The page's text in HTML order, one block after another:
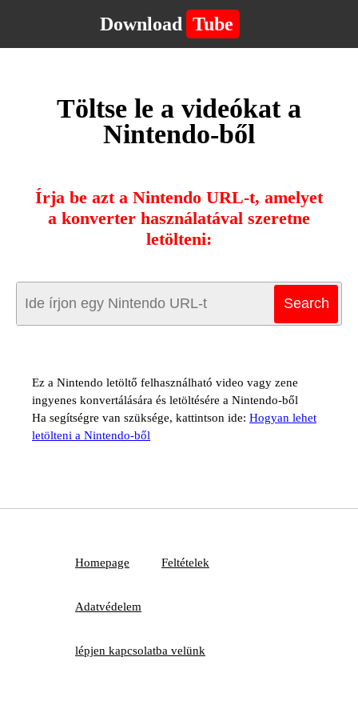
Download Tube
Töltse le a videókat a
Nintendo-ből
Írja be azt a Nintendo URL-t, amelyet
a konverter használatával szeretne
letölteni:
Ez a Nintendo letöltő felhasználható video vagy zene
ingyenes konvertálására és letöltésére a Nintendo-ből
Ha segítségre van szüksége, kattintson ide: Hogyan lehet
letölteni a Nintendo-ből
Homepage Feltételek
Adatvédelem
lépjen kapcsolatba velünk